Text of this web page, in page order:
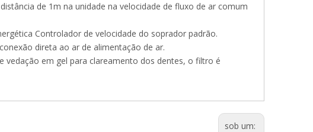
de 1m na unidade na velocidade de fluxo de ar comum
Controlador de velocidade do soprador padrão.
direta ao ar de alimentação de ar.
vedação em gel para clareamento dos dentes, o filtro é
sob um: